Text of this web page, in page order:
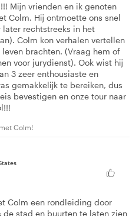
Mijn vrienden en ik genoten
Colm. Hij ontmoette ons snel
later rechtstreeks in het
Colm kon verhalen vertellen
brachten. (Vraag hem of
voor jurydienst). Ook wist hij
3 zeer enthousiaste en
gemakkelijk te bereiken, dus
bevestigen en onze tour naar
Colm!
Colm een rondleiding door
stad en buurten te laten zien